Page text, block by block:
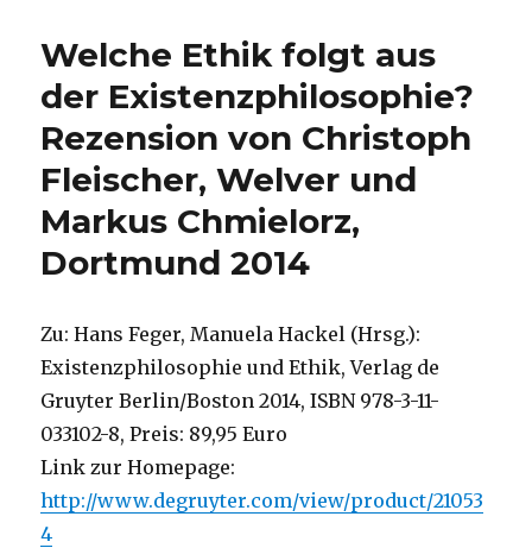
nicht,
Rezension
von
Christoph
Fleischer,
Welver
Welche Ethik folgt aus
der Existenzphilosophie?
Rezension von Christoph
Fleischer, Welver und
Markus Chmielorz,
Dortmund 2014
Zu: Hans Feger, Manuela Hackel (Hrsg.):
Existenzphilosophie und Ethik, Verlag de
Gruyter Berlin/Boston 2014, ISBN 978-3-11-
033102-8, Preis: 89,95 Euro
Link zur Homepage:
http://www.degruyter.com/view/product/21053
4